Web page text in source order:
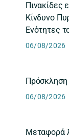
Πινακίδες
Κίνδυνο
Ενότητες
06/08/2026
Πρόσκληση
06/08/2026
Μεταφορά